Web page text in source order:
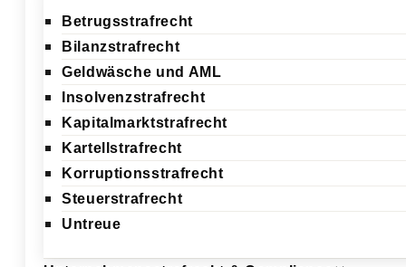
Betrugsstrafrecht
Bilanzstrafrecht
Geldwäsche und AML
Insolvenzstrafrecht
Kapitalmarktstrafrecht
Kartellstrafrecht
Korruptionsstrafrecht
Steuerstrafrecht
Untreue